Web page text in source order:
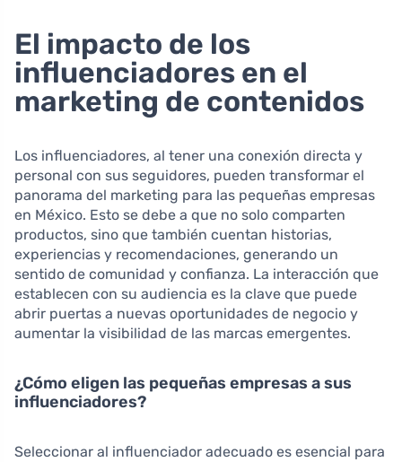
El impacto de los
influenciadores en el
marketing de contenidos
Los influenciadores, al tener una conexión directa y
personal con sus seguidores, pueden transformar el
panorama del marketing para las pequeñas empresas
en México. Esto se debe a que no solo comparten
productos, sino que también cuentan historias,
experiencias y recomendaciones, generando un
sentido de comunidad y confianza. La interacción que
establecen con su audiencia es la clave que puede
abrir puertas a nuevas oportunidades de negocio y
aumentar la visibilidad de las marcas emergentes.
¿Cómo eligen las pequeñas empresas a sus
influenciadores?
Seleccionar al influenciador adecuado es esencial para